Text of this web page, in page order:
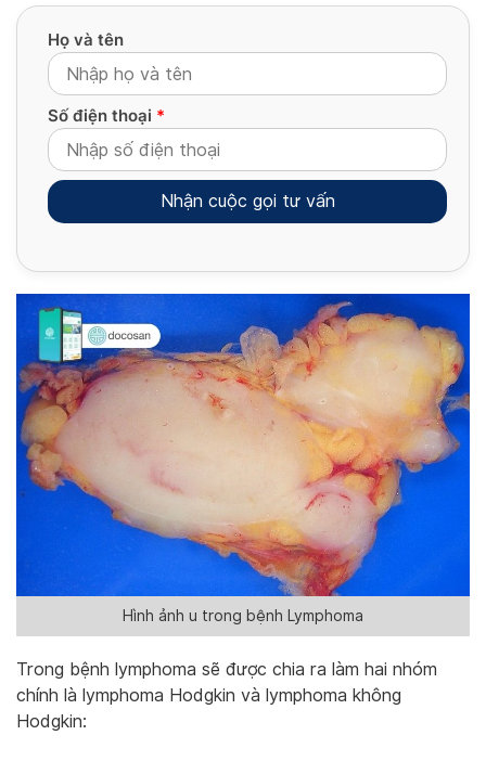
Họ và tên
Số điện thoại *
Alternative:
Hình ảnh u trong bệnh Lymphoma
Trong bệnh lymphoma sẽ được chia ra làm hai nhóm
chính là lymphoma Hodgkin và lymphoma không
Hodgkin: